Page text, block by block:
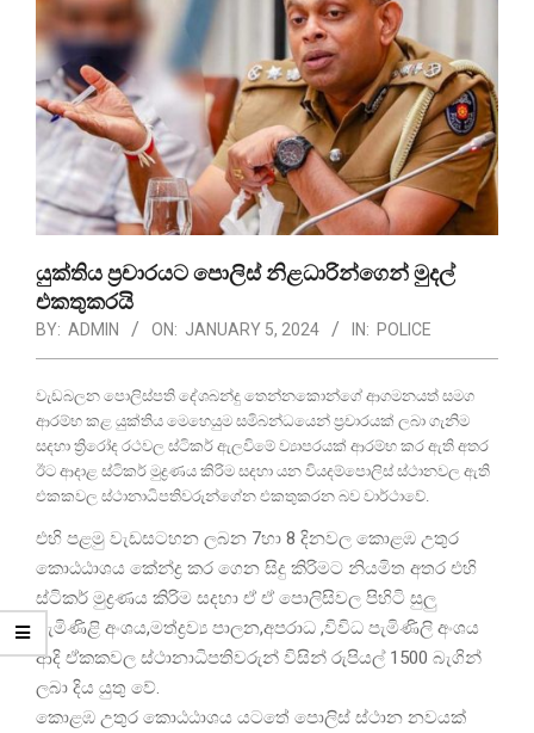
යුක්තිය ප්‍රචාරයට පොලිස් නිළධාරින්ගෙන් මුදල්
එකතුකරයි
BY: ADMIN ON: JANUARY 5, 2024 IN: POLICE
වැඩබලන පොලිස්පති දේශබන්දු තෙන්නකොන්ගේ ආගමනයත් සමග
ආරම්භ කළ යුක්තිය මෙහෙයුම සමිබන්ධයෙන් ප්‍රචාරයක් ලබා ගැනිම
සදහා ත්‍රිරෝද රථවල ස්ටිකර් ඇලවිමේ ව්‍යාපරයක් ආරම්භ කර ඇති අතර
ඊට ආදාළ ස්ටිකර් මුද්‍රණය කිරිම සදහා යන වියදම්පොලිස් ස්ථානවල ඇති
එකකවල ස්ථානාධිපතිවරුන්ගේන එකතුකරන බව වාර්ථාවේ.
එහි පළමු වැඩසටහන ලබන 7හා 8 දිනවල කොළඹ උතුර
කොඨඨාශය කේන්ද්‍ර කර ගෙන සිදු කිරිමට නියමිත අතර එහි
ස්ටිකර් මුද්‍රණය කිරිම සදහා ඒ ඒ පොලිසිවල පිහිටි සුලු
පැමිණිළි අංශය,මත්ද්‍රව්‍ය පාලන,අපරාධ ,විවිධ පැමිණිලි අංශය
ආදි ඒකකවල ස්ථානාධිපතිවරුන් විසින් රුපියල් 1500 බැගින්
ලබා දිය යුතු වේ.
කොළඹ උතුර කොඨඨාශය යටතේ පොලිස් ස්ථාන නවයක්